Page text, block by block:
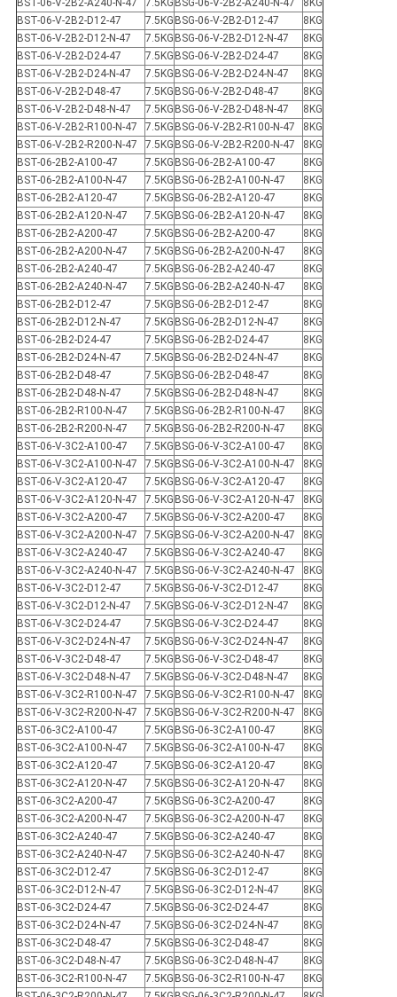
BST-06-V-2B2-A240-N-47
7.5KG BSG-06-V-2B2-A240-N-47
8KG
BST-06-V-2B2-D12-47
7.5KG BSG-06-V-2B2-D12-47
8KG
BST-06-V-2B2-D12-N-47
7.5KG BSG-06-V-2B2-D12-N-47
8KG
BST-06-V-2B2-D24-47
7.5KG BSG-06-V-2B2-D24-47
8KG
BST-06-V-2B2-D24-N-47
7.5KG BSG-06-V-2B2-D24-N-47
8KG
BST-06-V-2B2-D48-47
7.5KG BSG-06-V-2B2-D48-47
8KG
BST-06-V-2B2-D48-N-47
7.5KG BSG-06-V-2B2-D48-N-47
8KG
BST-06-V-2B2-R100-N-47
7.5KG BSG-06-V-2B2-R100-N-47
8KG
BST-06-V-2B2-R200-N-47
7.5KG BSG-06-V-2B2-R200-N-47
8KG
BST-06-2B2-A100-47
7.5KG BSG-06-2B2-A100-47
8KG
BST-06-2B2-A100-N-47
7.5KG BSG-06-2B2-A100-N-47
8KG
BST-06-2B2-A120-47
7.5KG BSG-06-2B2-A120-47
8KG
BST-06-2B2-A120-N-47
7.5KG BSG-06-2B2-A120-N-47
8KG
BST-06-2B2-A200-47
7.5KG BSG-06-2B2-A200-47
8KG
BST-06-2B2-A200-N-47
7.5KG BSG-06-2B2-A200-N-47
8KG
BST-06-2B2-A240-47
7.5KG BSG-06-2B2-A240-47
8KG
BST-06-2B2-A240-N-47
7.5KG BSG-06-2B2-A240-N-47
8KG
BST-06-2B2-D12-47
7.5KG BSG-06-2B2-D12-47
8KG
BST-06-2B2-D12-N-47
7.5KG BSG-06-2B2-D12-N-47
8KG
BST-06-2B2-D24-47
7.5KG BSG-06-2B2-D24-47
8KG
BST-06-2B2-D24-N-47
7.5KG BSG-06-2B2-D24-N-47
8KG
BST-06-2B2-D48-47
7.5KG BSG-06-2B2-D48-47
8KG
BST-06-2B2-D48-N-47
7.5KG BSG-06-2B2-D48-N-47
8KG
BST-06-2B2-R100-N-47
7.5KG BSG-06-2B2-R100-N-47
8KG
BST-06-2B2-R200-N-47
7.5KG BSG-06-2B2-R200-N-47
8KG
BST-06-V-3C2-A100-47
7.5KG BSG-06-V-3C2-A100-47
8KG
BST-06-V-3C2-A100-N-47
7.5KG BSG-06-V-3C2-A100-N-47
8KG
BST-06-V-3C2-A120-47
7.5KG BSG-06-V-3C2-A120-47
8KG
BST-06-V-3C2-A120-N-47
7.5KG BSG-06-V-3C2-A120-N-47
8KG
BST-06-V-3C2-A200-47
7.5KG BSG-06-V-3C2-A200-47
8KG
BST-06-V-3C2-A200-N-47
7.5KG BSG-06-V-3C2-A200-N-47
8KG
BST-06-V-3C2-A240-47
7.5KG BSG-06-V-3C2-A240-47
8KG
BST-06-V-3C2-A240-N-47
7.5KG BSG-06-V-3C2-A240-N-47
8KG
BST-06-V-3C2-D12-47
7.5KG BSG-06-V-3C2-D12-47
8KG
BST-06-V-3C2-D12-N-47
7.5KG BSG-06-V-3C2-D12-N-47
8KG
BST-06-V-3C2-D24-47
7.5KG BSG-06-V-3C2-D24-47
8KG
BST-06-V-3C2-D24-N-47
7.5KG BSG-06-V-3C2-D24-N-47
8KG
BST-06-V-3C2-D48-47
7.5KG BSG-06-V-3C2-D48-47
8KG
BST-06-V-3C2-D48-N-47
7.5KG BSG-06-V-3C2-D48-N-47
8KG
BST-06-V-3C2-R100-N-47
7.5KG BSG-06-V-3C2-R100-N-47
8KG
BST-06-V-3C2-R200-N-47
7.5KG BSG-06-V-3C2-R200-N-47
8KG
BST-06-3C2-A100-47
7.5KG BSG-06-3C2-A100-47
8KG
BST-06-3C2-A100-N-47
7.5KG BSG-06-3C2-A100-N-47
8KG
BST-06-3C2-A120-47
7.5KG BSG-06-3C2-A120-47
8KG
BST-06-3C2-A120-N-47
7.5KG BSG-06-3C2-A120-N-47
8KG
BST-06-3C2-A200-47
7.5KG BSG-06-3C2-A200-47
8KG
BST-06-3C2-A200-N-47
7.5KG BSG-06-3C2-A200-N-47
8KG
BST-06-3C2-A240-47
7.5KG BSG-06-3C2-A240-47
8KG
BST-06-3C2-A240-N-47
7.5KG BSG-06-3C2-A240-N-47
8KG
BST-06-3C2-D12-47
7.5KG BSG-06-3C2-D12-47
8KG
BST-06-3C2-D12-N-47
7.5KG BSG-06-3C2-D12-N-47
8KG
BST-06-3C2-D24-47
7.5KG BSG-06-3C2-D24-47
8KG
BST-06-3C2-D24-N-47
7.5KG BSG-06-3C2-D24-N-47
8KG
BST-06-3C2-D48-47
7.5KG BSG-06-3C2-D48-47
8KG
BST-06-3C2-D48-N-47
7.5KG BSG-06-3C2-D48-N-47
8KG
BST-06-3C2-R100-N-47
7.5KG BSG-06-3C2-R100-N-47
8KG